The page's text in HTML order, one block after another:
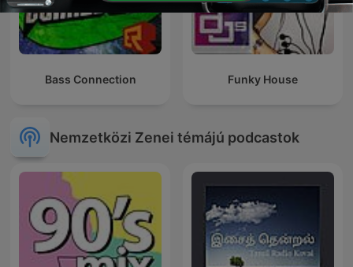
Bass Connection Funky House
Nemzetközi Zenei témájú podcastok